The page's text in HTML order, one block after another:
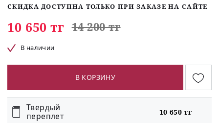
СКИДКА ДОСТУПНА ТОЛЬКО ПРИ ЗАКАЗЕ НА САЙТЕ
10 650 тг 14 200 тг
В наличии
В КОРЗИНУ
Твердый
переплет
10 650 тг